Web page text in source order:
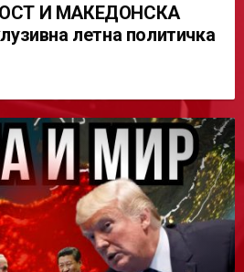
И МАКЕДОНСКА
летна политичка